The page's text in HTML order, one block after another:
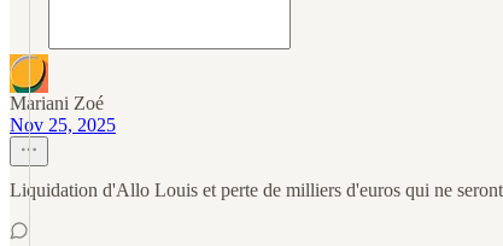
Mariani Zoé
Nov 25, 2025
Liquidation d'Allo Louis et perte de milliers d'euros qui ne